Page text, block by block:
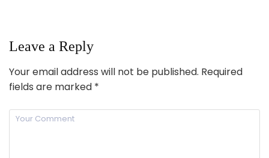
Leave a Reply
Your email address will not be published. Required
fields are marked *